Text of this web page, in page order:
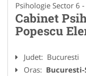
Psihologie Sector 6
Cabinet
Popescu
Judet: Bucuresti
Oras: Bucuresti-